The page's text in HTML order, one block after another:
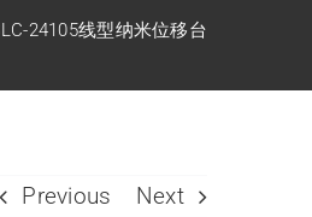
24105线型纳米位移台
Previous Next